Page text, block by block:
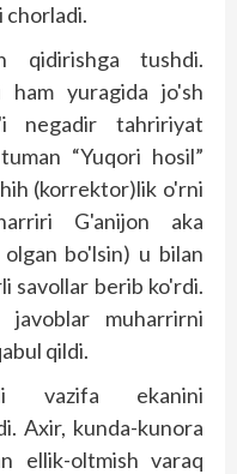
chorladi.
qidirishga tushdi.
ham yuragida jo'sh
negadir tahririyat
“Yuqori hosil”
(korrektor)lik o'rni
G'anijon aka
bo'lsin) u bilan
savollar berib ko'rdi.
javoblar muharrirni
qildi.
vazifa ekanini
Axir, kunda-kun­ora
ellik-oltmish varaq